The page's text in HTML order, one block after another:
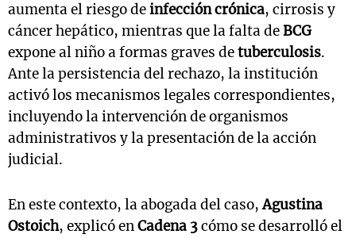
aumenta el riesgo deinfección crónica, cirrosis y
cáncer hepático, mientras que la falta deBCG
expone al niño a formas graves detuberculosis.
Ante la persistencia del rechazo, la institución
activó los mecanismos legales correspondientes,
incluyendo la intervención de organismos
administrativos y la presentación de la acción
judicial.
En este contexto, la abogada del caso,Agustina
Ostoich, explicó enCadena 3cómo se desarrolló el